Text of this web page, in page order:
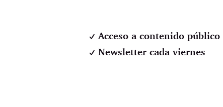
Acceso a contenido público
Newsletter cada viernes